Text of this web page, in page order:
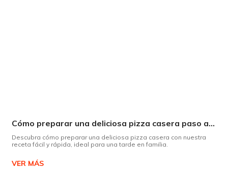
Cómo preparar una deliciosa pizza casera paso a paso
Descubra cómo preparar una deliciosa pizza casera con nuestra
receta fácil y rápida, ideal para una tarde en familia.
VER MÁS